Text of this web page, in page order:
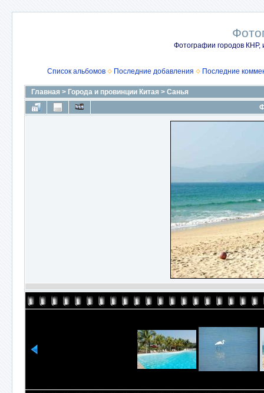
Фотографии городов КНР,
Список альбомов Последние добавления Последние
Главная > Города и провинции Китая > Санья